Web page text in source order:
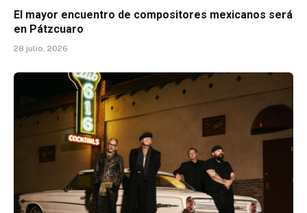
El mayor encuentro de compositores mexicanos será
en Pátzcuaro
28 julio, 2026